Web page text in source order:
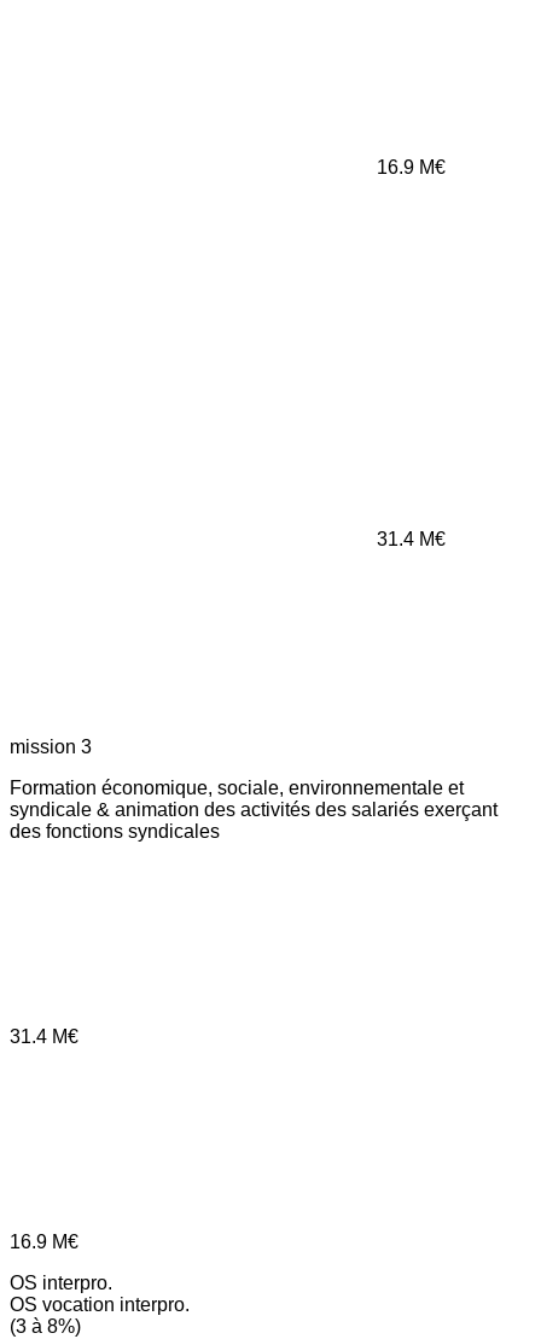
16.9 M€
31.4 M€
mission 3
Formation économique, sociale, environnementale et
syndicale & animation des activités des salariés exerçant
des fonctions syndicales
31.4 M€
16.9 M€
OS interpro.
OS vocation interpro.
(3 à 8%)